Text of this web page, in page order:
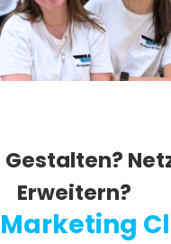
Erweitern?